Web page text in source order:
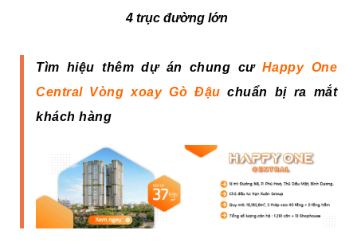
4 trục đường lớn
Tìm hiệu thêm dự án chung cư Happy One
Central Vòng xoay Gò Đậuchuẩn bị ra mắt
khách hàng